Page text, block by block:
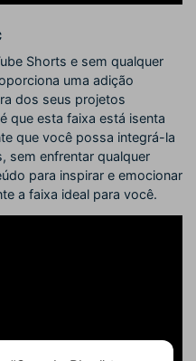
Shorts e sem qualquer
uma adição
dos seus projetos
que esta faixa está isenta
que você possa integrá-la
sem enfrentar qualquer
para inspirar e emocionar
a faixa ideal para você.